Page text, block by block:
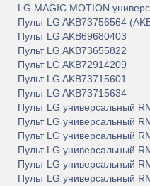
LG MAGIC MOTION
Пульт LG AKB73756564
Пульт LG AKB69680403
Пульт LG AKB73655822
Пульт LG AKB72914209
Пульт LG AKB73715601
Пульт LG AKB73715634
Пульт LG универсальный
Пульт LG универсальный
Пульт LG универсальный
Пульт LG универсальный
Пульт LG универсальный
Пульт LG универсальный